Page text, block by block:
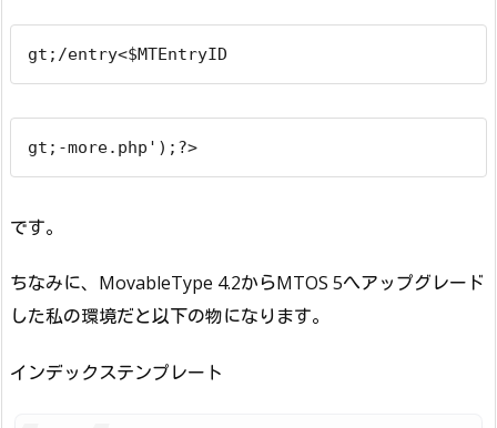
gt;/entry<$MTEntryID
gt;-more.php');?>
です。
ちなみに、MovableType 4.2からMTOS 5へアップグレード
した私の環境だと以下の物になります。
インデックステンプレート